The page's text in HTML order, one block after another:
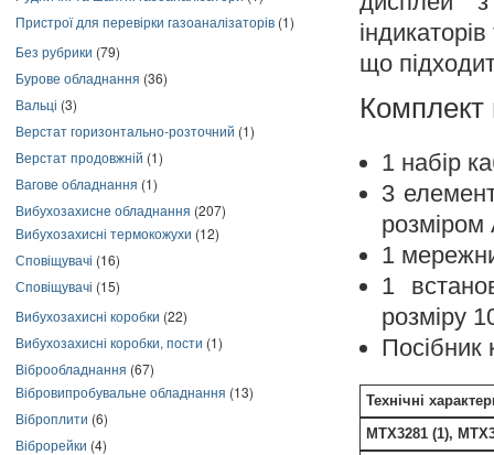
Пристрої для перевірки газоаналізаторів (1)
Без рубрики (79)
Бурове обладнання (36)
Вальці (3)
Верстат горизонтально-розточний (1)
Верстат продовжній (1)
Вагове обладнання (1)
Вибухозахисне обладнання (207)
Вибухозахисні термокожухи (12)
Сповіщувачі (16)
Сповіщувачі (15)
Вибухозахисні коробки (22)
Вибухозахисні коробки, пости (1)
Віброобладнання (67)
Вібровипробувальне обладнання (13)
Віброплити (6)
Віброрейки (4)
що
Комплект
1 набір
3
1
1
розміру
Посібник
Технічні
MTX3281 (1),